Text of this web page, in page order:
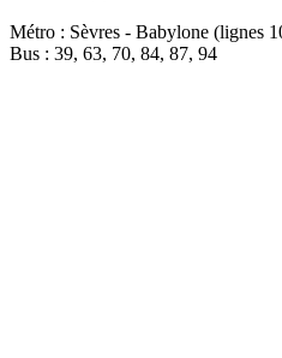
Métro : Sèvres - Babylone (lignes
Bus : 39, 63, 70, 84, 87, 94